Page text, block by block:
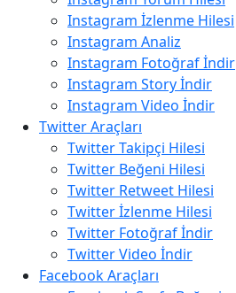
Instagram İzlenme Hilesi
Instagram Analiz
Instagram Fotoğraf İndir
Instagram Story İndir
Instagram Video İndir
Twitter Araçları
Twitter Takipçi Hilesi
Twitter Beğeni Hilesi
Twitter Retweet Hilesi
Twitter İzlenme Hilesi
Twitter Fotoğraf İndir
Twitter Video İndir
Facebook Araçları